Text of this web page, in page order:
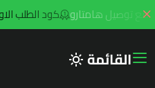
كود الطلب الاول hala1
القائمة